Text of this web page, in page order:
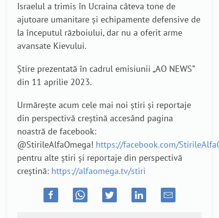
Israelul a trimis în Ucraina câteva tone de
ajutoare umanitare și echipamente defensive de
la începutul războiului, dar nu a oferit arme
avansate Kievului.
Știre prezentată în cadrul emisiunii „AO NEWS”
din 11 aprilie 2023.
Urmărește acum cele mai noi știri și reportaje
din perspectivă creștină accesând pagina
noastră de facebook:
@StirileAlfaOmega! https://facebook.com/
pentru alte știri și reportaje din perspectivă
creștină: https://alfaomega.tv/stiri